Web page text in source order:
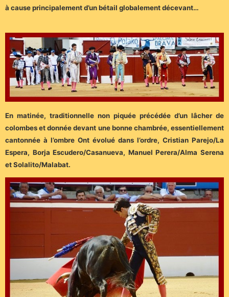
à cause principalement d’un bétail globalement décevant…
En matinée, traditionnelle non piquée précédée d’un lâcher de
colombes et donnée devant une bonne chambrée, essentiellement
cantonnée à l’ombre Ont évolué dans l’ordre, Cristian Parejo/La
Espera, Borja Escudero/Casanueva, Manuel Perera/Alma Serena
et Solalito/Malabat.